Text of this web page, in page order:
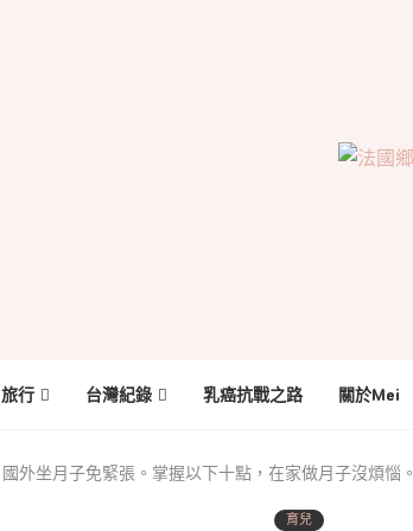
旅行 台灣紀錄 乳癌抗戰之路 關於Mei
國外坐月子免緊張。掌握以下十點，在家做月子沒煩惱。
育兒